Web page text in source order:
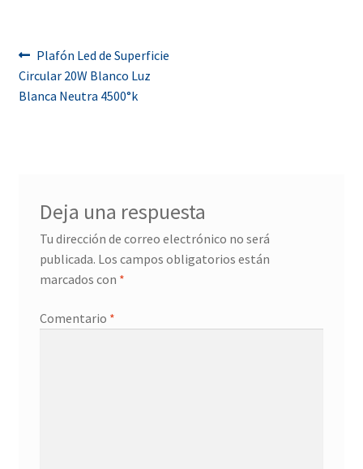
Navegación
de
Anterior:
Plafón Led de Superficie
Circular 20W Blanco Luz
Blanca Neutra 4500°k
Deja una respuesta
Tu dirección de correo electrónico no será
publicada. Los campos obligatorios están
marcados con *
Comentario *